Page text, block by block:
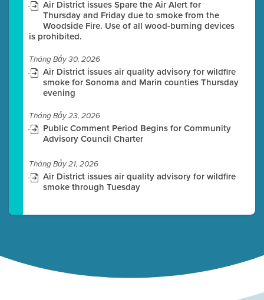
Air District issues Spare the Air Alert for
Thursday and Friday due to smoke from the
Woodside Fire. Use of all wood-burning devices
is prohibited.
Tháng Bảy 30, 2026
Air District issues air quality advisory for wildfire
smoke for Sonoma and Marin counties Thursday
evening
Tháng Bảy 23, 2026
Public Comment Period Begins for Community
Advisory Council Charter
Tháng Bảy 21, 2026
Air District issues air quality advisory for wildfire
smoke through Tuesday